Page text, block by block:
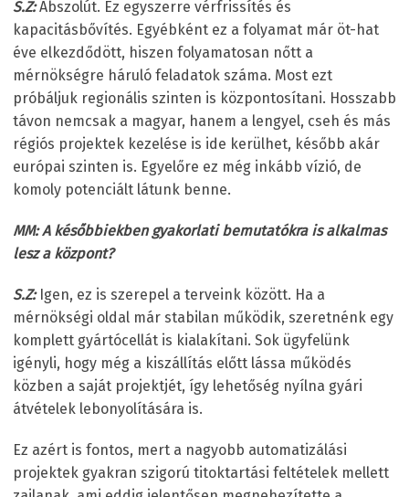
S.Z:Abszolút. Ez egyszerre vérfrissítés és
kapacitásbővítés. Egyébként ez a folyamat már öt-hat
éve elkezdődött, hiszen folyamatosan nőtt a
mérnökségre háruló feladatok száma. Most ezt
próbáljuk regionális szinten is központosítani. Hosszabb
távon nemcsak a magyar, hanem a lengyel, cseh és más
régiós projektek kezelése is ide kerülhet, később akár
európai szinten is. Egyelőre ez még inkább vízió, de
komoly potenciált látunk benne.
MM: A későbbiekben gyakorlati bemutatókra is alkalmas
lesz a központ?
S.Z: Igen, ez is szerepel a terveink között. Ha a
mérnökségi oldal már stabilan működik, szeretnénk egy
komplett gyártócellát is kialakítani. Sok ügyfelünk
igényli, hogy még a kiszállítás előtt lássa működés
közben a saját projektjét, így lehetőség nyílna gyári
átvételek lebonyolítására is.
Ez azért is fontos, mert a nagyobb automatizálási
projektek gyakran szigorú titoktartási feltételek mellett